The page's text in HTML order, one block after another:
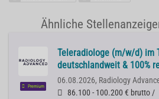
Ähnliche
Premium
Teleradiologe (m/w/d) im
deutschlandweit & 100%
06.08.2026, Radiology
86.100 - 100.200 € brutto /